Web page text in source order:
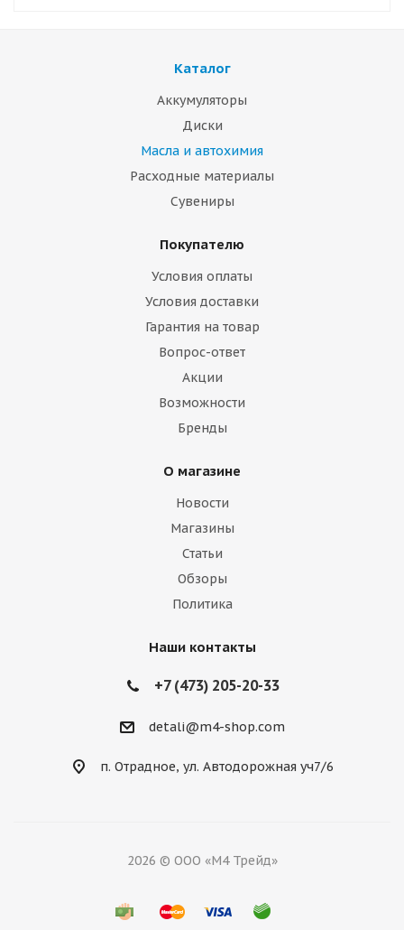
Каталог
Аккумуляторы
Диски
Масла и автохимия
Расходные материалы
Сувениры
Покупателю
Условия оплаты
Условия доставки
Гарантия на товар
Вопрос-ответ
Акции
Возможности
Бренды
О магазине
Новости
Магазины
Статьи
Обзоры
Политика
Наши контакты
+7 (473) 205-20-33
detali@m4-shop.com
п. Отрадное, ул. Автодорожная уч7/6
2026 © ООО «М4 Трейд»